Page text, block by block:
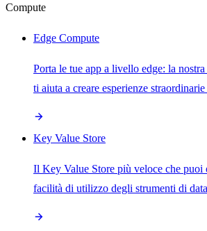
Compute
Edge Compute
Porta le tue app a livello edge: la
ti aiuta a creare esperienze
Key Value Store
Il Key Value Store più veloce che puoi
facilità di utilizzo degli strumenti di